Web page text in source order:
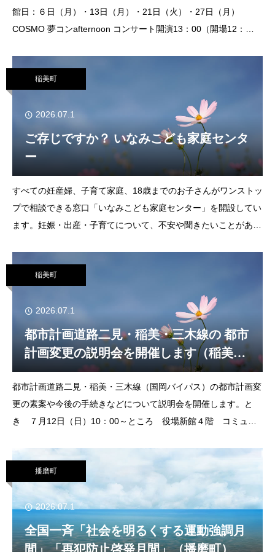
館日：６日（月）・13日（月）・21日（火）・27日（月）
COSMO 夢コンafternoon コンサート開演13：00（開場12：
稲美町
2026.07.1
ご存じですか？ いなみこども家庭センタ
ー
すべての妊産婦、子育て家庭、18歳までのお子さんがワンストッ
プで相談できる窓口「いなみこども家庭センター」を開設してい
ます。妊娠・出産・子育てについて、不安や聞きたいことがある
稲美町
2026.07.1
都市計画道路二見・稲美・三木線の 都市
計画変更の説明会を開催します（稲美
町）
都市計画道路二見・稲美・三木線（国岡バイパス）の都市計画変
更の素案や今後の手続きなどについて説明会を開催します。と
き ７月12日（日）10：00～ところ 役場新館４階 コミュニ
す。ただし、会場の収容
播磨町
2026.07.1
全国一斉「社会を明るくする運動強調月
間」「再犯防止啓発月間」（播磨町）